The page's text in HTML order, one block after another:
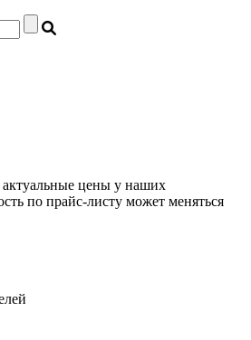
цены у наших
по прайс‑листу может меняться